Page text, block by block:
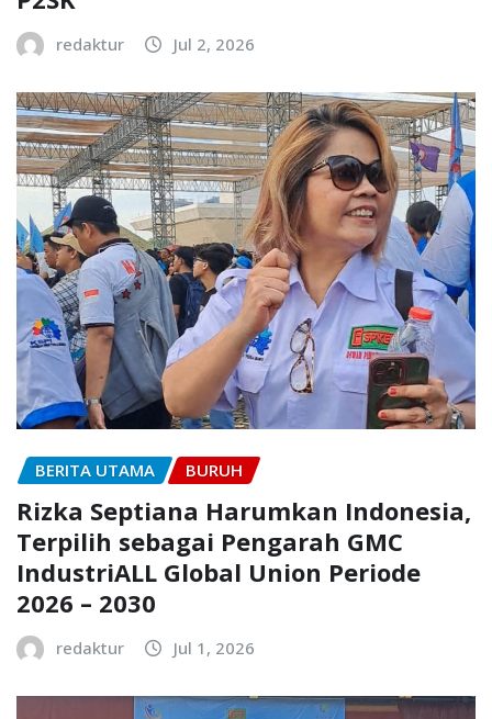
redaktur Jul 2, 2026
BERITA UTAMA BURUH
Rizka Septiana Harumkan Indonesia,
Terpilih sebagai Pengarah GMC
IndustriALL Global Union Periode
2026 – 2030
redaktur Jul 1, 2026